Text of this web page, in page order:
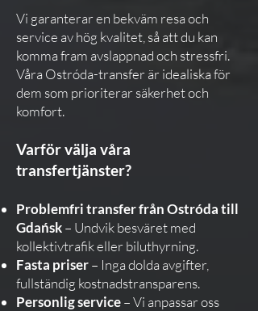
Vi garanterar en bekväm resa och
service av hög kvalitet, så att du kan
komma fram avslappnad och stressfri.
Våra Ostróda-transfer är idealiska för
dem som prioriterar säkerhet och
komfort.
Varför välja våra
transfertjänster?
Problemfri transfer från Ostróda till
Gdańsk– Undvik besväret med
kollektivtrafik eller biluthyrning.
Fasta priser– Inga dolda avgifter,
fullständig kostnadstransparens.
Personlig service– Vi anpassar oss